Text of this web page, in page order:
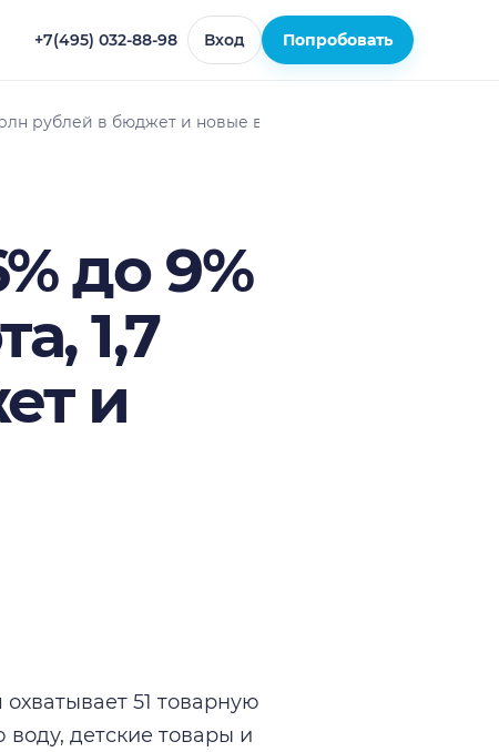
+7(495) 032-88-98 Вход Попробовать
рублей в бюджет и новые вызовы
до 9%
1,7
и
51 товарную
детские товары и